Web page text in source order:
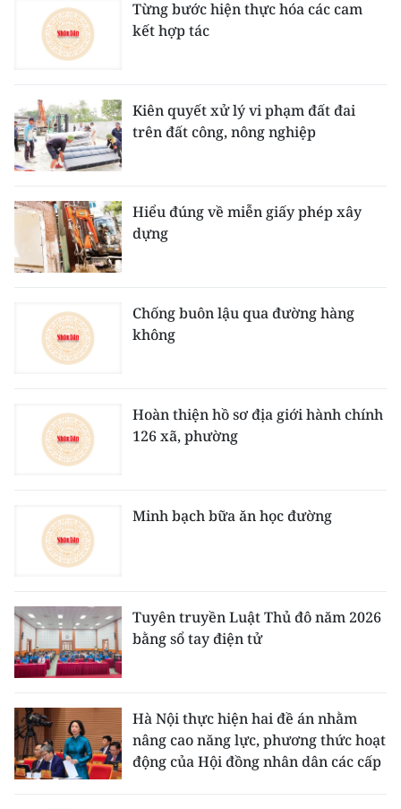
Từng bước hiện thực hóa các cam
kết hợp tác
Kiên quyết xử lý vi phạm đất đai
trên đất công, nông nghiệp
Hiểu đúng về miễn giấy phép xây
dựng
Chống buôn lậu qua đường hàng
không
Hoàn thiện hồ sơ địa giới hành chính
126 xã, phường
Minh bạch bữa ăn học đường
Tuyên truyền Luật Thủ đô năm 2026
bằng sổ tay điện tử
Hà Nội thực hiện hai đề án nhằm
nâng cao năng lực, phương thức hoạt
động của Hội đồng nhân dân các cấp